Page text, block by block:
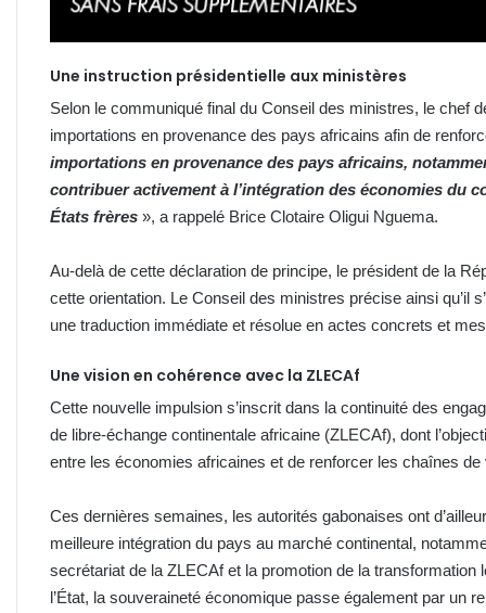
Une instruction présidentielle aux ministères
Selon le communiqué final du Conseil des ministres, le chef
importations en provenance des pays africains afin de
importations en provenance des pays africains,
contribuer activement à l’intégration des économies du
États frères », a rappelé Brice Clotaire Oligui Nguema.
Au-delà de cette déclaration de principe, le président de la
cette orientation. Le Conseil des ministres précise ainsi qu’il
une traduction immédiate et résolue en actes concrets et
Une vision en cohérence avec la ZLECAf
Cette nouvelle impulsion s’inscrit dans la continuité des
de libre-échange continentale africaine (ZLECAf), dont
entre les économies africaines et de renforcer les chaînes de
Ces dernières semaines, les autorités gabonaises ont
meilleure intégration du pays au marché continental,
secrétariat de la ZLECAf et la promotion de la
l’État, la souveraineté économique passe également par un